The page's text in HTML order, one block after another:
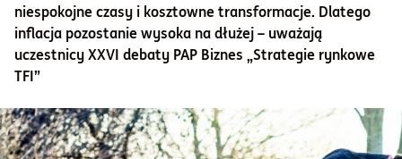
Centrum pomocy
niespokojne czasy i kosztowne transformacje. Dlatego
inflacja pozostanie wysoka na dłużej – uważają
uczestnicy XXVI debaty PAP Biznes „Strategie rynkowe
TFI”